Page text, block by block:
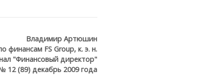
Владимир Артюшин
финансам FS Group, к. э. н.
"Финансовый директор"
12 (89) декабрь 2009 года